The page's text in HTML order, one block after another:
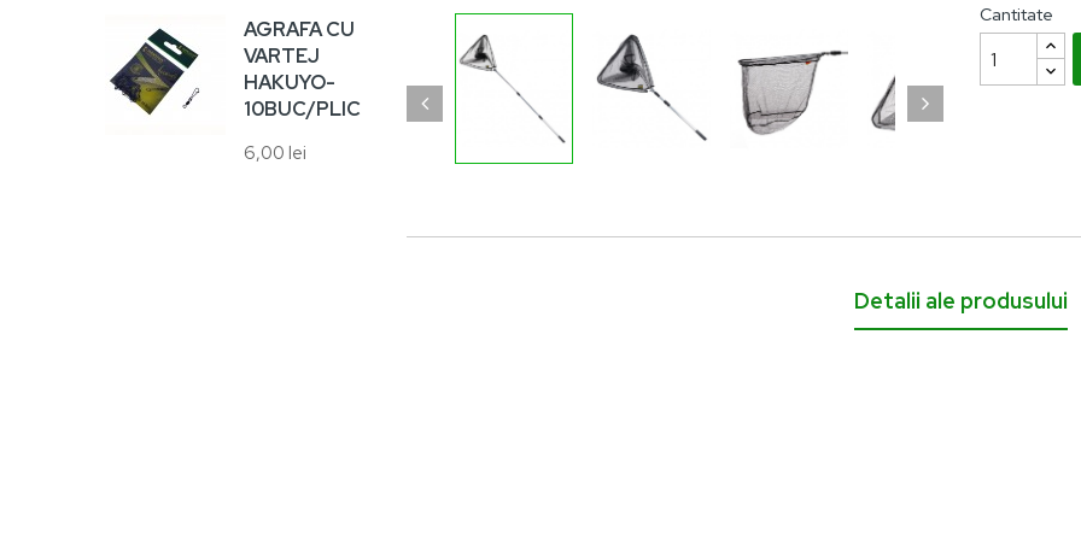
AGRAFA CU
VARTEJ
HAKUYO-
10BUC/PLIC
6,00 lei
8,00 lei Cantitate
Detalii ale produsului